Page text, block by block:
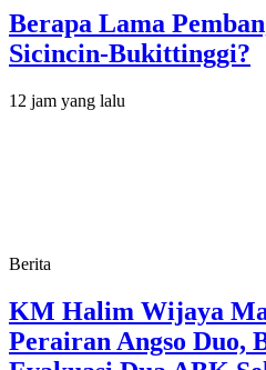
Berapa Lama
Sicincin-Bukittinggi?
12 jam yang lalu
Berita
KM Halim Wijaya
Perairan Angso Duo,